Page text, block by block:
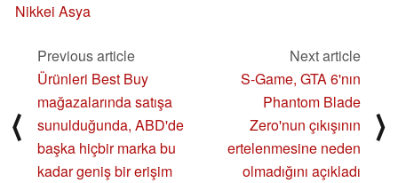
Nikkei Asya
⟨
Previous article
Ürünleri Best Buy
mağazalarında satışa
sunulduğunda, ABD'de
başka hiçbir marka bu
kadar geniş bir erişim
Next article
S-Game, GTA 6'nın
Phantom Blade
Zero'nun çıkışının
ertelenmesine neden
olmadığını açıkladı
⟩